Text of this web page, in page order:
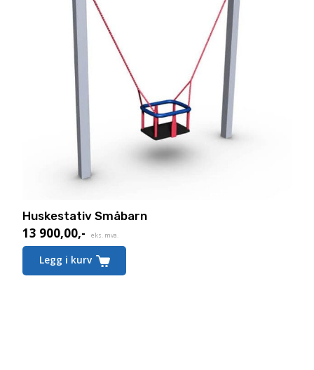
Huskestativ Småbarn
13 900,00,- eks. mva.
Legg i kurv